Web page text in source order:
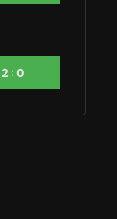
2 : 0